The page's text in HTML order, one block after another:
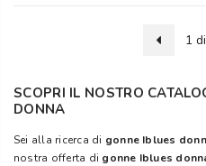
1
SCOPRI IL NOSTRO
DONNA
Sei alla ricerca di gonne Iblues
nostra offerta di gonne Iblues